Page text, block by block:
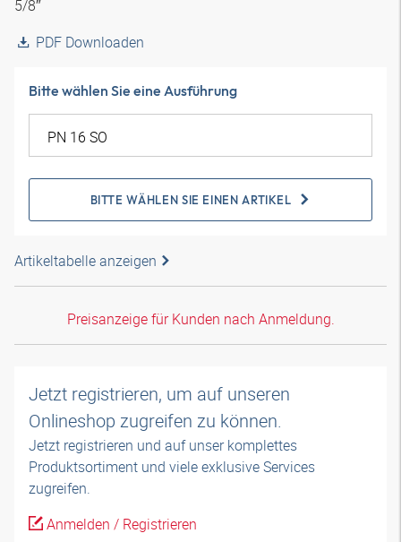
5/8″
PDF Downloaden
Bitte wählen Sie eine Ausführung
BITTE WÄHLEN SIE EINEN ARTIKEL
Artikeltabelle anzeigen
Preisanzeige für Kunden nach Anmeldung.
Jetzt registrieren, um auf unseren
Onlineshop zugreifen zu können.
Jetzt registrieren und auf unser komplettes
Produktsortiment und viele exklusive Services
zugreifen.
Anmelden / Registrieren